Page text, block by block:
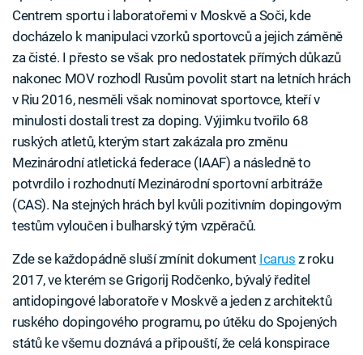
Centrem sportu i laboratořemi v Moskvě a Soči, kde
docházelo k manipulaci vzorků sportovců a jejich záměně
za čisté. I přesto se však pro nedostatek přímých důkazů
nakonec MOV rozhodl Rusům povolit start na letních hrách
v Riu 2016, nesměli však nominovat sportovce, kteří v
minulosti dostali trest za doping. Výjimku tvořilo 68
ruských atletů, kterým start zakázala pro změnu
Mezinárodní atletická federace (IAAF) a následně to
potvrdilo i rozhodnutí Mezinárodní sportovní arbitráže
(CAS). Na stejných hrách byl kvůli pozitivním dopingovým
testům vyloučen i bulharský tým vzpěračů.
Zde se každopádně sluší zmínit dokument Icarus z roku
2017, ve kterém se Grigorij Rodčenko, bývalý ředitel
antidopingové laboratoře v Moskvě a jeden z architektů
ruského dopingového programu, po útěku do Spojených
států ke všemu doznává a připouští, že celá konspirace